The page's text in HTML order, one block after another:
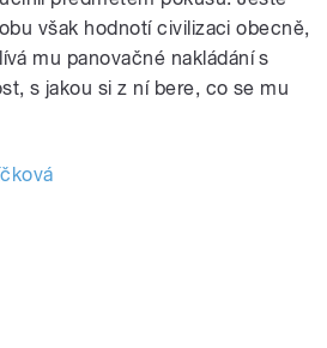
však hodnotí civilizaci obecně,
mu panovačné nakládání s
s jakou si z ní bere, co se mu